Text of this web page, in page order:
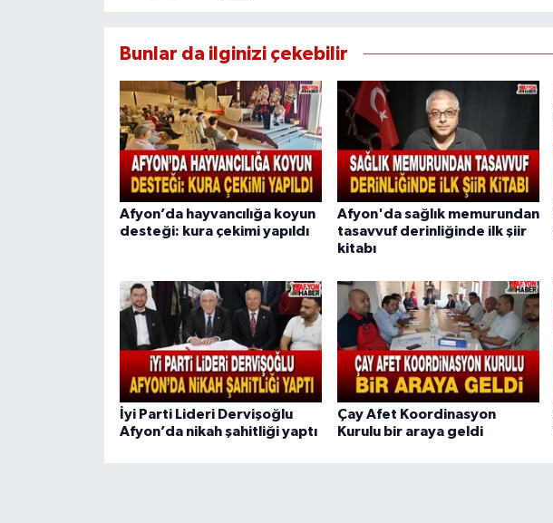
Bunlar da ilginizi çekebilir
Afyon’da hayvancılığa koyun
desteği: kura çekimi yapıldı
Afyon'da sağlık memurundan
tasavvuf derinliğinde ilk şiir
kitabı
İyi Parti Lideri Dervişoğlu
Afyon’da nikah şahitliği yaptı
Çay Afet Koordinasyon
Kurulu bir araya geldi